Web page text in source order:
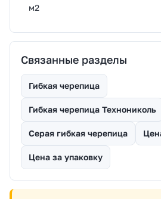
м2
Связанные разделы
Гибкая черепица
Гибкая черепица Технониколь
Серая гибкая черепица
Цена за упаковку